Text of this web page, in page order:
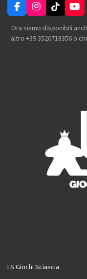
F
a
c
e
I
n
s
t
T
i
k
T
Y
o
u
T
Ora siamo disponibili
altro +39 3520718356 o
LS Giochi Sciascia